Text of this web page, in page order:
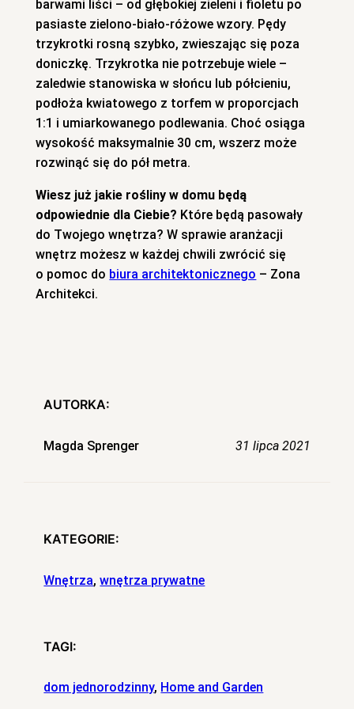
barwami liści – od głębokiej zieleni i fioletu po
pasiaste zielono-biało-różowe wzory. Pędy
trzykrotki rosną szybko, zwieszając się poza
doniczkę. Trzykrotka nie potrzebuje wiele –
zaledwie stanowiska w słońcu lub półcieniu,
podłoża kwiatowego z torfem w proporcjach
1:1 i umiarkowanego podlewania. Choć osiąga
wysokość maksymalnie 30 cm, wszerz może
rozwinąć się do pół metra.
Wiesz już jakie rośliny w domu będą
odpowiednie dla Ciebie? Które będą pasowały
do Twojego wnętrza? W sprawie aranżacji
wnętrz możesz w każdej chwili zwrócić się
o pomoc do biura architektonicznego – Zona
Architekci.
AUTORKA:
Magda Sprenger 31 lipca 2021
KATEGORIE:
Wnętrza, wnętrza prywatne
TAGI:
dom jednorodzinny, Home and Garden